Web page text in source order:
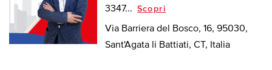
3347... Scopri
Via Barriera del Bosco, 16, 95030,
Sant'Agata li Battiati, CT, Italia